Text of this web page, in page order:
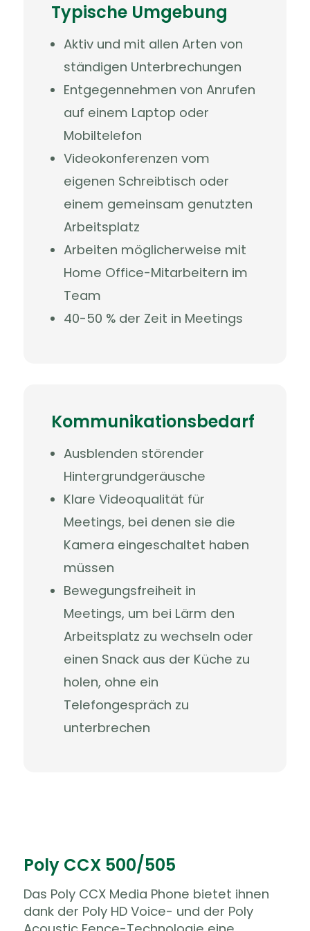
Typische Umgebung
Aktiv und mit allen Arten von
ständigen Unterbrechungen
Entgegennehmen von Anrufen
auf einem Laptop oder
Mobiltelefon
Videokonferenzen vom
eigenen Schreibtisch oder
einem gemeinsam genutzten
Arbeitsplatz
Arbeiten möglicherweise mit
Home Office-Mitarbeitern im
Team
40-50 % der Zeit in Meetings
Kommunikationsbedarf
Ausblenden störender
Hintergrundgeräusche
Klare Videoqualität für
Meetings, bei denen sie die
Kamera eingeschaltet haben
müssen
Bewegungsfreiheit in
Meetings, um bei Lärm den
Arbeitsplatz zu wechseln oder
einen Snack aus der Küche zu
holen, ohne ein
Telefongespräch zu
unterbrechen
Poly CCX 500/505
Das Poly CCX Media Phone bietet ihnen
dank der Poly HD Voice- und der Poly